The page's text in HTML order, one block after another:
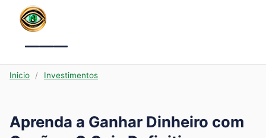
Menu
Inicio / Investimentos
Aprenda a Ganhar Dinheiro com